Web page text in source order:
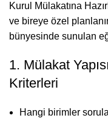
Kurul Mülakatına
ve bireye özel
bünyesinde sunulan
1. Mülakat
Kriterleri
Hangi birimler